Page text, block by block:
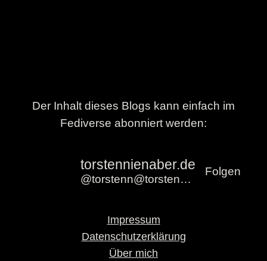
Der Inhalt dieses Blogs kann einfach im
Fediverse abonniert werden:
torstennienaber.de
@torstenn@torstennienaber.de
Folgen
Impressum
Datenschutzerklärung
Über mich